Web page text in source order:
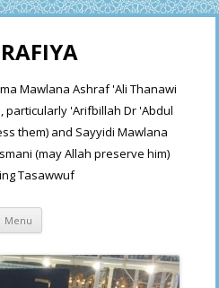
Mawlana Ashraf 'Ali Thanawi
particularly 'Arifbillah Dr 'Abdul
them) and Sayyidi Mawlana
(may Allah preserve him)
Tasawwuf
Menu Skip
content